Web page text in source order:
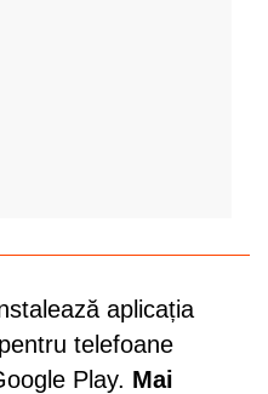
aplicația
pentru telefoane
Play. Mai